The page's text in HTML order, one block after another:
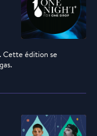
Cette édition se